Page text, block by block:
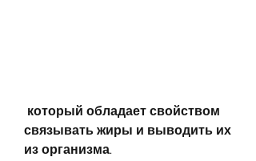
связывать жиры и выводить их
из организма.